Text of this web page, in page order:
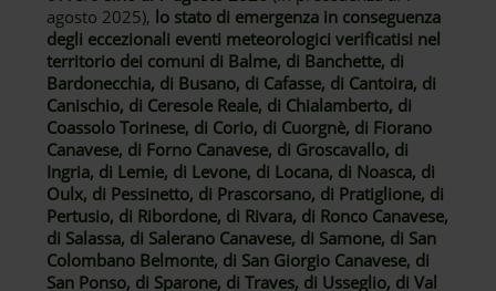
agosto 2025), lo stato di emergenza in conseguenza
degli eccezionali eventi meteorologici verificatisi nel
territorio dei comuni di Balme, di Banchette, di
Bardonecchia, di Busano, di Cafasse, di Cantoira, di
Canischio, di Ceresole Reale, di Chialamberto, di
Coassolo Torinese, di Corio, di Cuorgnè, di Fiorano
Canavese, di Forno Canavese, di Groscavallo, di
Ingria, di Lemie, di Levone, di Locana, di Noasca, di
Oulx, di Pessinetto, di Prascorsano, di Pratiglione, di
Pertusio, di Ribordone, di Rivara, di Ronco Canavese,
di Salassa, di Salerano Canavese, di Samone, di San
Colombano Belmonte, di San Giorgio Canavese, di
San Ponso, di Sparone, di Traves, di Usseglio, di Val